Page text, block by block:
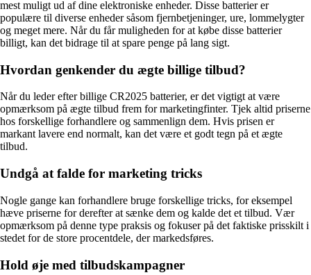
mest muligt ud af dine elektroniske enheder. Disse batterier er
populære til diverse enheder såsom fjernbetjeninger, ure, lommelygter
og meget mere. Når du får muligheden for at købe disse batterier
billigt, kan det bidrage til at spare penge på lang sigt.
Hvordan genkender du ægte billige tilbud?
Når du leder efter billige CR2025 batterier, er det vigtigt at være
opmærksom på ægte tilbud frem for marketingfinter. Tjek altid priserne
hos forskellige forhandlere og sammenlign dem. Hvis prisen er
markant lavere end normalt, kan det være et godt tegn på et ægte
tilbud.
Undgå at falde for marketing tricks
Nogle gange kan forhandlere bruge forskellige tricks, for eksempel
hæve priserne for derefter at sænke dem og kalde det et tilbud. Vær
opmærksom på denne type praksis og fokuser på det faktiske prisskilt i
stedet for de store procentdele, der markedsføres.
Hold øje med tilbudskampagner